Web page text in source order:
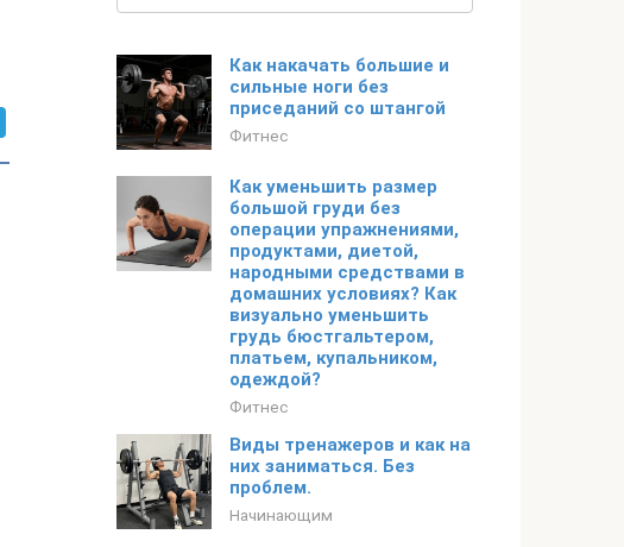
Как накачать большие и
сильные ноги без
приседаний со штангой
Фитнес
Как уменьшить размер
большой груди без
операции упражнениями,
продуктами, диетой,
народными средствами в
домашних условиях? Как
визуально уменьшить
грудь бюстгальтером,
платьем, купальником,
одеждой?
Фитнес
Виды тренажеров и как на
них заниматься. Без
проблем.
Начинающим